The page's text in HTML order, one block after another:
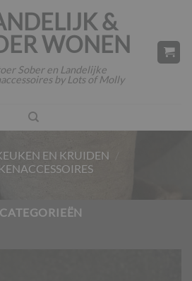
&
WONEN
Sober en Landelijke
by Lots of Molly
EN KRUIDEN
CATEGORIEËN